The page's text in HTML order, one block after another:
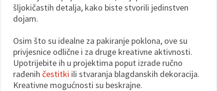
šljokičastih detalja, kako biste stvorili jedinstven
dojam.
Osim što su idealne za pakiranje poklona, ove su
privjesnice odlične i za druge kreativne aktivnosti.
Upotrijebite ih u projektima poput izrade ručno
rađenih čestitki ili stvaranja blagdanskih dekoracija.
Kreativne mogućnosti su beskrajne.